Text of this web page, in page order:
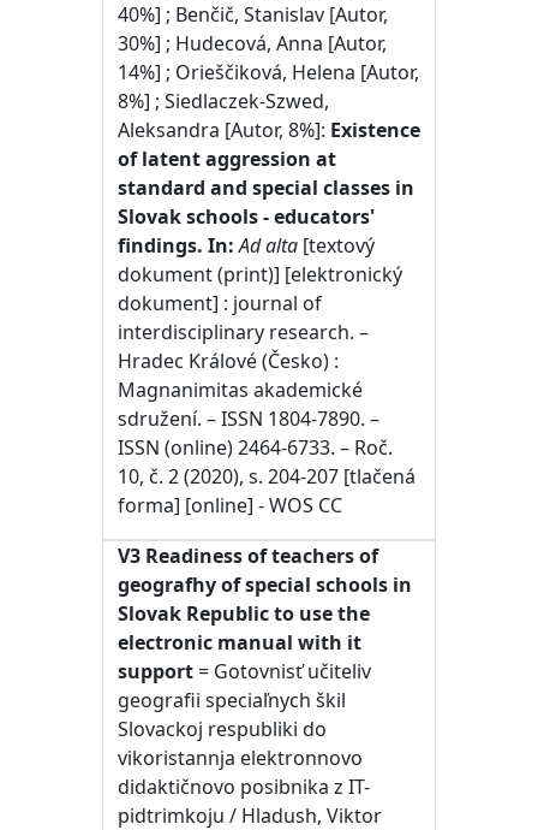
40%] ; Benčič, Stanislav [Autor,
30%] ; Hudecová, Anna [Autor,
14%] ; Orieščiková, Helena [Autor,
8%] ; Siedlaczek-Szwed,
Aleksandra [Autor, 8%]: Existence
of latent aggression at
standard and special classes in
Slovak schools - educators'
findings. In: Ad alta[textový
dokument (print)] [elektronický
dokument] : journal of
interdisciplinary research. –
Hradec Králové (Česko) :
Magnanimitas akademické
sdružení. – ISSN 1804-7890. –
ISSN (online) 2464-6733. – Roč.
10, č. 2 (2020), s. 204-207 [tlačená
forma] [online] - WOS CC
V3 Readiness of teachers of
geografhy of special schools in
Slovak Republic to use the
electronic manual with it
support= Gotovnisť učiteliv
geografii speciaľnych škil
Slovackoj respubliki do
vikoristannja elektronnovo
didaktičnovo posibnika z IT-
pidtrimkoju / Hladush, Viktor